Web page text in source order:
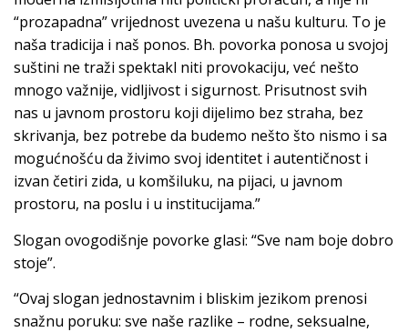
“prozapadna” vrijednost uvezena u našu kulturu. To je
naša tradicija i naš ponos. Bh. povorka ponosa u svojoj
suštini ne traži spektakl niti provokaciju, već nešto
mnogo važnije, vidljivost i sigurnost. Prisutnost svih
nas u javnom prostoru koji dijelimo bez straha, bez
skrivanja, bez potrebe da budemo nešto što nismo i sa
mogućnošću da živimo svoj identitet i autentičnost i
izvan četiri zida, u komšiluku, na pijaci, u javnom
prostoru, na poslu i u institucijama.”
Slogan ovogodišnje povorke glasi: “Sve nam boje dobro
stoje”.
“Ovaj slogan jednostavnim i bliskim jezikom prenosi
snažnu poruku: sve naše razlike – rodne, seksualne,